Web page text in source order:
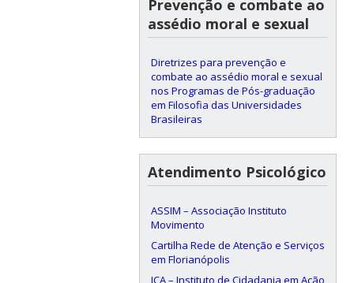
Prevenção e combate ao
assédio moral e sexual
Diretrizes para prevenção e
combate ao assédio moral e sexual
nos Programas de Pós-graduação
em Filosofia das Universidades
Brasileiras
Atendimento Psicológico
ASSIM – Associação Instituto
Movimento
Cartilha Rede de Atenção e Serviços
em Florianópolis
ICA – Instituto de Cidadania em Ação